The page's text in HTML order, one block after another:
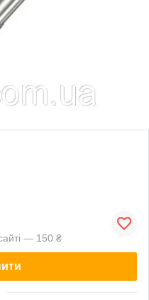
— 150 ₴